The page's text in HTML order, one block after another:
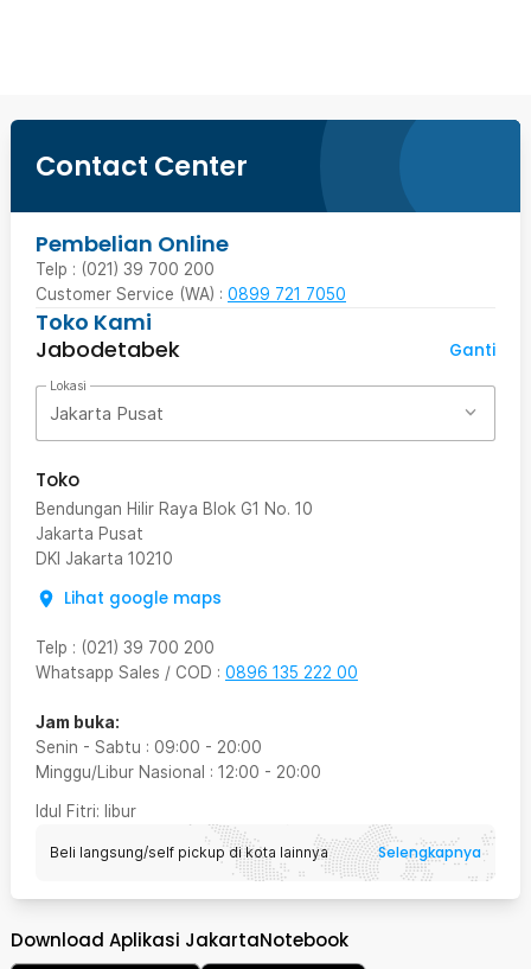
Contact Center
Pembelian Online
Telp : (021) 39 700 200
Customer Service (WA) : 0899 721 7050
Toko Kami
Jabodetabek
Ganti
Lokasi
Jakarta Pusat
Toko
Bendungan Hilir Raya Blok G1 No. 10
Jakarta Pusat
DKI Jakarta 10210
Lihat google maps
Telp : (021) 39 700 200
Whatsapp Sales / COD : 0896 135 222 00
Jam buka:
Senin - Sabtu : 09:00 - 20:00
Minggu/Libur Nasional : 12:00 - 20:00
Idul Fitri: libur
Beli langsung/self pickup di kota lainnya Selengkapnya
Download Aplikasi JakartaNotebook